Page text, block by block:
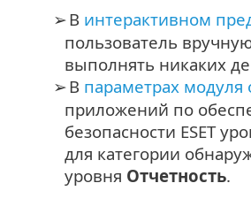
➢В интерактивном
пользователь
выполнять никаких
➢В параметрах
приложений по
безопасности ESET
для категории
уровня Отчетность.